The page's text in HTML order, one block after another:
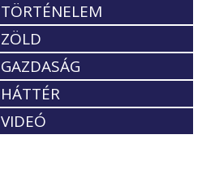
TÖRTÉNELEM
ZÖLD
GAZDASÁG
HÁTTÉR
VIDEÓ